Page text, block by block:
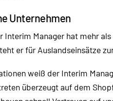
Unternehmen
Manager hat mehr
er für Auslandseinsätze
weiß der Interim
überzeugt auf dem